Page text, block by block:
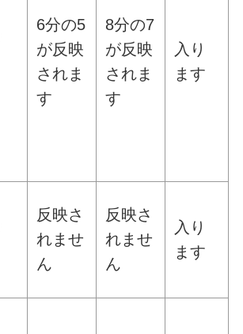
6分の5
が反映
されま
す
8分の7
が反映
されま
す
入り
ます
反映さ
れませ
ん
反映さ
れませ
ん
入り
ます